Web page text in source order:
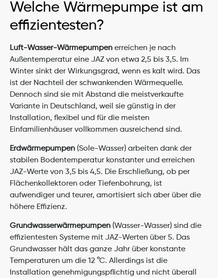
Welche Wärmepumpe ist am
effizientesten?
Luft-Wasser-Wärmepumpen erreichen je nach
Außentemperatur eine JAZ von etwa 2,5 bis 3,5. Im
Winter sinkt der Wirkungsgrad, wenn es kalt wird. Das
ist der Nachteil der schwankenden Wärmequelle.
Dennoch sind sie mit Abstand die meistverkaufte
Variante in Deutschland, weil sie günstig in der
Installation, flexibel und für die meisten
Einfamilienhäuser vollkommen ausreichend sind.
Erdwärmepumpen (Sole-Wasser) arbeiten dank der
stabilen Bodentemperatur konstanter und erreichen
JAZ-Werte von 3,5 bis 4,5. Die Erschließung, ob per
Flächenkollektoren oder Tiefenbohrung, ist
aufwendiger und teurer, amortisiert sich aber über die
höhere Effizienz.
Grundwasserwärmepumpen (Wasser-Wasser) sind die
effizientesten Systeme mit JAZ-Werten über 5. Das
Grundwasser hält das ganze Jahr über konstante
Temperaturen um die 12 °C. Allerdings ist die
Installation genehmigungspflichtig und nicht überall